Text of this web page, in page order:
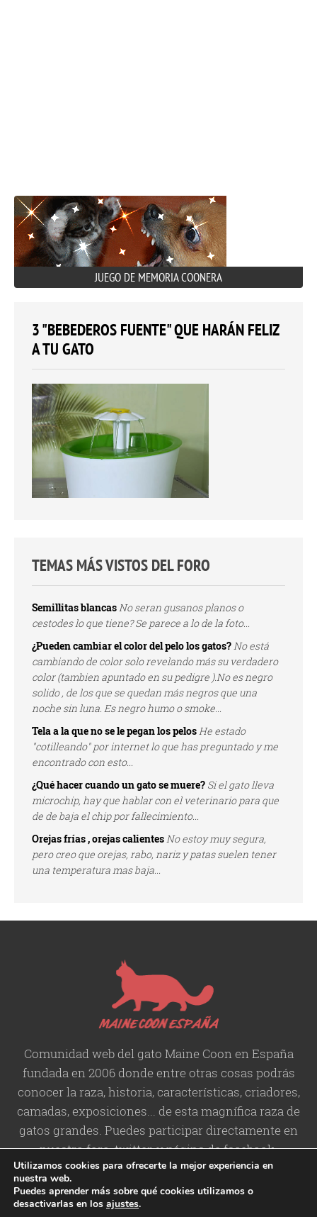
JUEGO DE MEMORIA COONERA
3 "BEBEDEROS FUENTE" QUE HARÁN FELIZ
A TU GATO
TEMAS MÁS VISTOS DEL FORO
Semillitas blancasNo seran gusanos planos o
cestodes lo que tiene? Se parece a lo de la foto...
¿Pueden cambiar el color del pelo los gatos?No está
cambiando de color solo revelando más su verdadero
color (tambien apuntado en su pedigre ).No es negro
solido , de los que se quedan más negros que una
noche sin luna. Es negro humo o smoke...
Tela a la que no se le pegan los pelosHe estado
"cotilleando" por internet lo que has preguntado y me
encontrado con esto...
¿Qué hacer cuando un gato se muere? Si el gato lleva
microchip, hay que hablar con el veterinario para que
de de baja el chip por fallecimiento...
Orejas frías , orejas calientesNo estoy muy segura,
pero creo que orejas, rabo, nariz y patas suelen tener
una temperatura mas baja...
Comunidad web del gato Maine Coon en España
fundada en 2006 donde entre otras cosas podrás
conocer la raza, historia,características, criadores,
camadas, exposiciones... de esta magnífica raza de
gatos grandes. Puedes participar directamente en
nuestro foro, twitter, y página de facebook.
Utilizamos cookies para ofrecerte la mejor experiencia en
nuestra web.
Puedes aprender más sobre qué cookies utilizamos o
desactivarlas en los ajustes.